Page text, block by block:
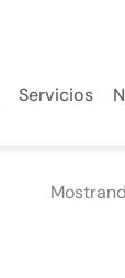
Servicios